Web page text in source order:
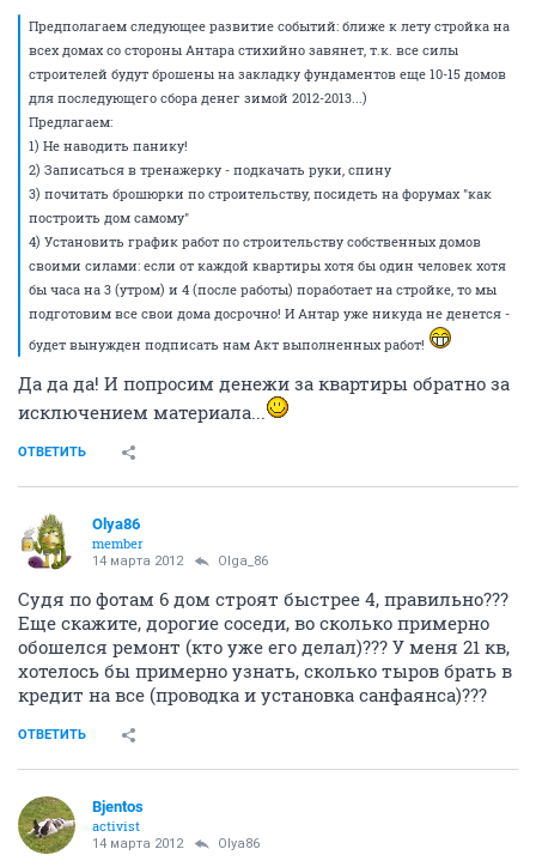
Предполагаем следующее развитие событий: ближе к лету стройка на
всех домах со стороны Антара стихийно завянет, т.к. все силы
строителей будут брошены на закладку фундаментов еще 10-15 домов
для последующего сбора денег зимой 2012-2013...)
Предлагаем:
1) Не наводить панику!
2) Записаться в тренажерку - подкачать руки, спину
3) почитать брошюрки по строительству, посидеть на форумах "как
построить дом самому"
4) Установить график работ по строительству собственных домов
своими силами: если от каждой квартиры хотя бы один человек хотя
бы часа на 3 (утром) и 4 (после работы) поработает на стройке, то мы
подготовим все свои дома досрочно! И Антар уже никуда не денется -
будет вынужден подписать нам Акт выполненных работ!
Да да да! И попросим денежи за квартиры обратно за
исключением материала...
ОТВЕТИТЬ
Olya86
member
14 марта 2012 Olga_86
Судя по фотам 6 дом строят быстрее 4, правильно???
Еще скажите, дорогие соседи, во сколько примерно
обошелся ремонт (кто уже его делал)??? У меня 21 кв,
хотелось бы примерно узнать, сколько тыров брать в
кредит на все (проводка и установка санфаянса)???
ОТВЕТИТЬ
Bjentos
activist
14 марта 2012 Olya86